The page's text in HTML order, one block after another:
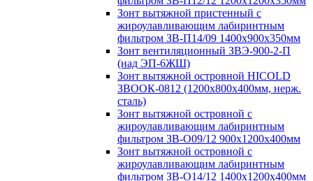
Зонт вытяжной пристенный с
жироулавливающим лабиринтным
фильтром ЗВ-П14/09 1400х900х350мм
Зонт вентиляционный ЗВЭ-900-2-П
(над ЭП-6ЖШ)
Зонт вытяжной островной HICOLD
ЗВООК-0812 (1200х800x400мм, нерж.
сталь)
Зонт вытяжной островной с
жироулавливающим лабиринтным
фильтром ЗВ-О09/12 900х1200х400мм
Зонт вытяжной островной с
жироулавливающим лабиринтным
фильтром ЗВ-О14/12 1400х1200х400мм